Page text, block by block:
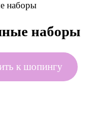
наборы
к шопингу